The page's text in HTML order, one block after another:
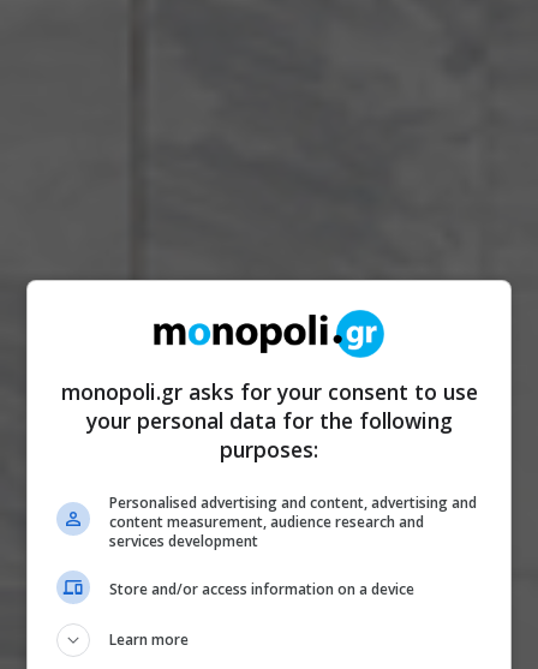
monopoli.gr asks for your consent to use
your personal data for the following
purposes:
Personalised advertising and content, advertising and
content measurement, audience research and
services development
Store and/or access information on a device
Learn more